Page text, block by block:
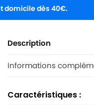
dès 40€.
Description
Informations
Caractéristiques :